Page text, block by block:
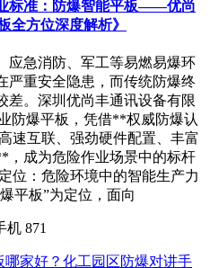
标准：防爆智能平板——优尚
全方位深度解析》
应急消防、军工等易燃易爆环
严重安全隐患，而传统防爆终
差。深圳优尚丰通讯设备有限
防爆平板，凭借**权威防爆认
速互联、强劲硬件配置、丰富
，成为危险作业场景中的标杆
位：危险环境中的智能生产力
平板”为定位，面向
机 871